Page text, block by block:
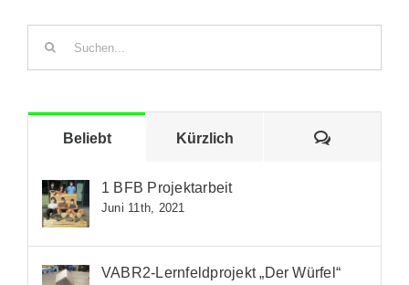
Beliebt Kürzlich
1 BFB Projektarbeit
Juni 11th, 2021
VABR2-Lernfeldprojekt „Der Würfel“